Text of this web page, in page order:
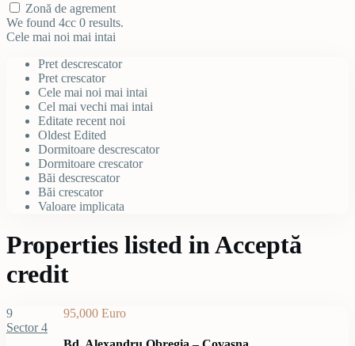
Zonă de agrement
We found 4cc 0 results.
Cele mai noi mai intai
Pret descrescator
Pret crescator
Cele mai noi mai intai
Cel mai vechi mai intai
Editate recent noi
Oldest Edited
Dormitoare descrescator
Dormitoare crescator
Băi descrescator
Băi crescator
Valoare implicata
Properties listed in Acceptă
credit
9
Sector 4
95,000 Euro